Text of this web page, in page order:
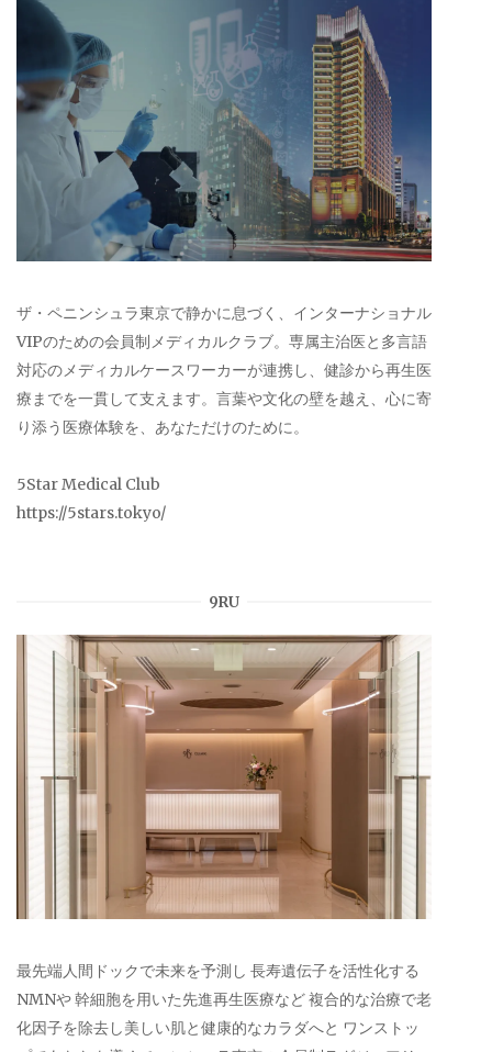
ザ・ペニンシュラ東京で静かに息づく、インターナショナル
VIPのための会員制メディカルクラブ。専属主治医と多言語
対応のメディカルケースワーカーが連携し、健診から再生医
療までを一貫して支えます。言葉や文化の壁を越え、心に寄
り添う医療体験を、あなただけのために。
5Star Medical Club
https://5stars.tokyo/
9RU
最先端人間ドックで未来を予測し 長寿遺伝子を活性化する
NMNや 幹細胞を用いた先進再生医療など 複合的な治療で老
化因子を除去し美しい肌と健康的なカラダへと ワンストッ